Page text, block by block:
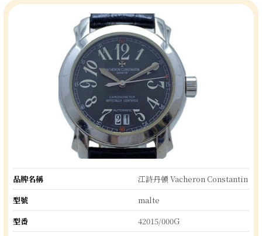
品牌名稱
江詩丹頓 Vacheron Constantin
型號
malte
型番
42015/000G